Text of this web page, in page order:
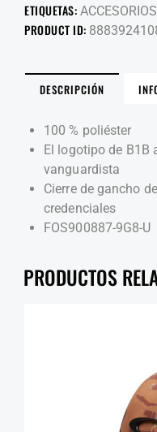
ETIQUETAS: ACCESORIOS
PRODUCT ID:
DESCRIPCIÓN
100 % poliéster
El logotipo de B1B
vanguardista
Cierre de gancho
credenciales
FOS900887-9G8-U
PRODUCTOS